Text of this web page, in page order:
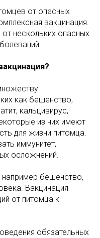
от опасных
вакцинация.
нескольких опасных
как бешенство,
кальцивирус,
из них имеют
для жизни питомца.
иммунитет,
осложнений.
бешенство,
Вакцинация
от питомца к
обязательных